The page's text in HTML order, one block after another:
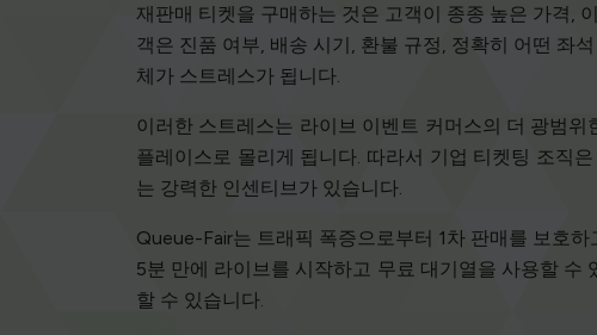
재판매 티켓을 구매하는 것은 고객이 종종 높은 가격,
객은 진품 여부, 배송 시기, 환불 규정, 정확히 어떤 좌
체가 스트레스가 됩니다.
이러한 스트레스는 라이브 이벤트 커머스의 더 광범
플레이스로 몰리게 됩니다. 따라서 기업 티켓팅 조직
는 강력한 인센티브가 있습니다.
Queue-Fair는 트래픽 폭증으로부터 1차 판매를 보호
5분 만에 라이브를 시작하고 무료 대기열을 사용할 수
할 수 있습니다.